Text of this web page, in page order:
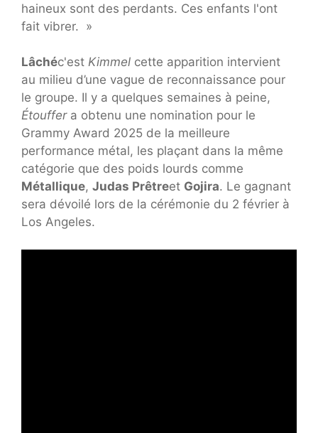
haineux sont des perdants. Ces enfants l'ont
fait vibrer. »
Lâchéc'est Kimmel cette apparition intervient
au milieu d’une vague de reconnaissance pour
le groupe. Il y a quelques semaines à peine,
Étouffera obtenu une nomination pour le
Grammy Award 2025 de la meilleure
performance métal, les plaçant dans la même
catégorie que des poids lourds comme
Métallique, Judas Prêtreet Gojira. Le gagnant
sera dévoilé lors de la cérémonie du 2 février à
Los Angeles.